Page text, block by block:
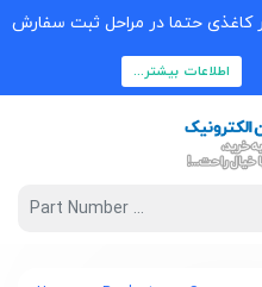
حتما در مراحل ثبت سفارش
اطلاعات بیشتر...